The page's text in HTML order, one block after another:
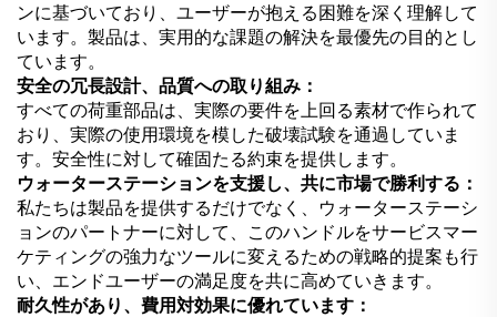
ンに基づいており、ユーザーが抱える困難を深く理解して
います。製品は、実用的な課題の解決を最優先の目的とし
ています。
安全の冗長設計、品質への取り組み：
すべての荷重部品は、実際の要件を上回る素材で作られて
おり、実際の使用環境を模した破壊試験を通過していま
す。安全性に対して確固たる約束を提供します。
ウォーターステーションを支援し、共に市場で勝利する：
私たちは製品を提供するだけでなく、ウォーターステーシ
ョンのパートナーに対して、このハンドルをサービスマー
ケティングの強力なツールに変えるための戦略的提案も行
い、エンドユーザーの満足度を共に高めていきます。
耐久性があり、費用対効果に優れています：